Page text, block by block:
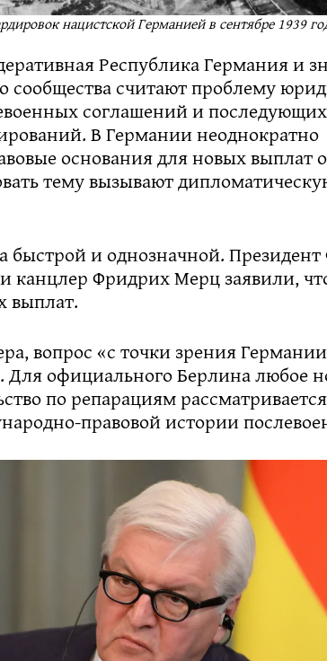
нацистской Германией в сентябре 1939
Республика Германия и
сообщества считают проблему
соглашений и последующих
В Германии неоднократно
основания для новых выплат
тему вызывают
быстрой и однозначной.
канцлер Фридрих Мерц заявили,
выплат.
вопрос «с точки зрения
Для официального Берлина любое
по репарациям
правовой истории